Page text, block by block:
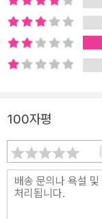
을 가지고 있다. 얼굴
질, 성격 등 개성을 결
된다. 유전자·DNA·
지를 먼저 정리한다. 한편 2003년에는 사람의 게놈에 대한 해독이
힌 의미를 찾는 연구
다인자 유전·반성 유전·모
어딘지 모르게 부모
받기 때문이다. 그러
100자평